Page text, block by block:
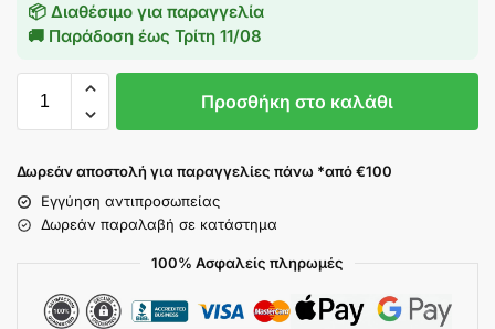
📦 Διαθέσιμο για παραγγελία
🚚 Παράδοση έως Τρίτη 11/08
Προσθήκη στο καλάθι
Δωρεάν αποστολή για παραγγελίες πάνω *από €100
Εγγύηση αντιπροσωπείας
Δωρεάν παραλαβή σε κατάστημα
100% Ασφαλείς πληρωμές